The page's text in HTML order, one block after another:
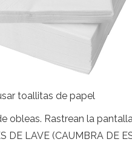
toallitas de papel
obleas. Rastrean la
DE LAVE (CAUMBRA DE